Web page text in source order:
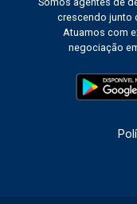
crescendo junto
Atuamos com
negociação